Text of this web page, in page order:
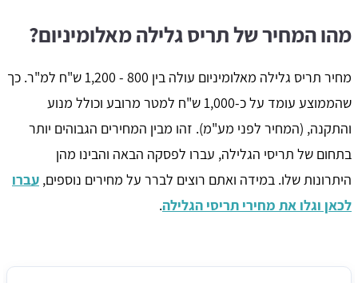
מהו המחיר של תריס גלילה מאלומיניום?
מחיר תריס גלילה מאלומיניום עולה בין 800 - 1,200 ש"ח למ"ר. כך
שהממוצע עומד על כ-1,000 ש"ח למטר מרובע וכולל מנוע
והתקנה, (המחיר לפני מע"מ). זהו מבין המחירים הגבוהים יותר
בתחום של תריסי הגלילה, עברו לפסקה הבאה והבינו מהן
היתרונות שלו. במידה ואתם רוצים לברר על מחירים נוספים, עברו
לכאן וגלו את מחירי תריסי הגלילה.